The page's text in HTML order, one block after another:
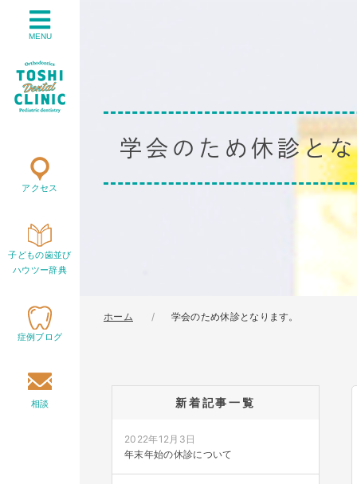
MENU
アクセス
子どもの歯並び
ハウツー辞典
症例ブログ
相談
学会のため休診と
ホーム 学会のため休診となります。
新着記事一覧
2022年12月3日
年末年始の休診について